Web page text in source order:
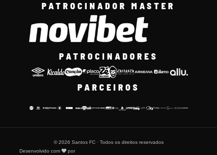
PATROCINADOR MASTER
PATROCINADORES
PARCEIROS
© 2026 Santos FC · Todos os direitos reservados
Desenvolvido com
por